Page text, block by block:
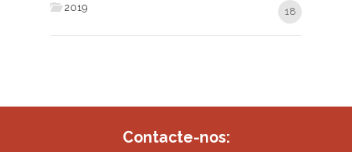
2019 18
Contacte-nos: